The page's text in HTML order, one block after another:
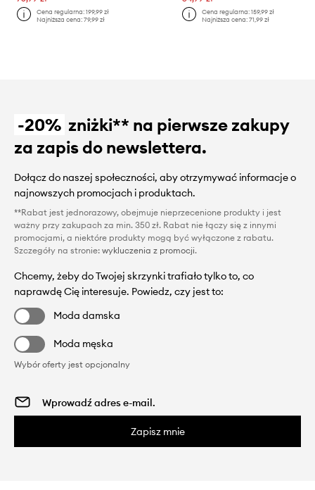
Cena regularna:199,99 zł
Najniższa cena:79,99 zł
Cena regularna: 159,99 zł
Najniższa cena: 71,99 zł
-20% zniżki** na pierwsze zakupy
za zapis do newslettera.
Dołącz do naszej społeczności, aby otrzymywać informacje o
najnowszych promocjach i produktach.
**Rabat jest jednorazowy, obejmuje nieprzecenione produkty i jest
ważny przy zakupach za min. 350 zł. Rabat nie łączy się z innymi
promocjami, a niektóre produkty mogą być wyłączone z rabatu.
Szczegóły na stronie: wykluczenia z promocji.
Chcemy, żeby do Twojej skrzynki trafiało tylko to, co
naprawdę Cię interesuje. Powiedz, czy jest to:
Moda damska
Moda męska
Wybór oferty jest opcjonalny
Zapisz mnie